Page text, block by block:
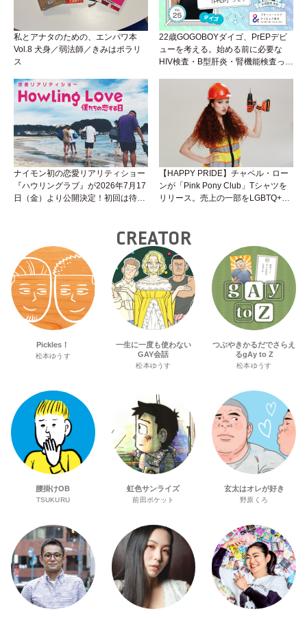
私とアナタのための、エンパワ本
Vol.8 犬身／弱法師／きみはポラリ
ス
22歳GOGOBOYダイゴ、PrEPデビ
ューを考える。始める前に必要な
HIV検査・B型肝炎・腎機能検査っ
性トーク～聞きにくいことは小堀先
生に聞けばイイ！（Vol.25）
ナイモン初の恋愛リアリティショー
『ハウリングラブ』が2026年7月17
日（金）より公開決定！初回は待望
【HAPPY PRIDE】チャペル・ロー
ンが「Pink Pony Club」Tシャツを
リリース。売上の一部をLGBTQ+＆
CREATOR
Pickles！
松本ゆうす
一生に一度も使わない
GAY会話
松本ゆうす
つぶやきかるだでさらえ
るgAy to Z
松本ゆうす
腰掛けOB
TSUKURU
虹色サンライズ
前田ポケット
玄太はオレが好き
野原くろ